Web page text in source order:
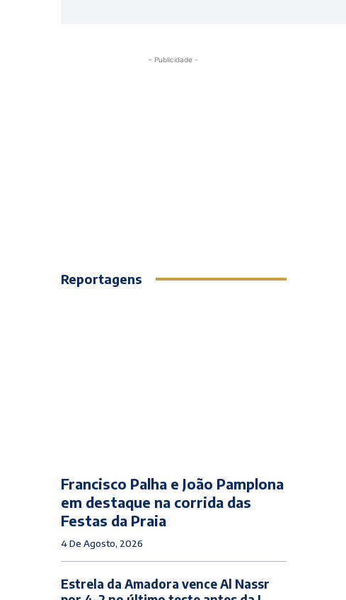
- Publicidade -
Reportagens
Francisco Palha e João Pamplona
em destaque na corrida das
Festas da Praia
4 De Agosto, 2026
Estrela da Amadora vence Al Nassr